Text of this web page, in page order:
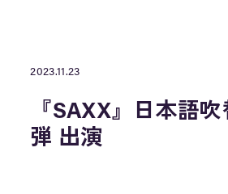
2023.11.23
『SAXX』日本語
弾 出演